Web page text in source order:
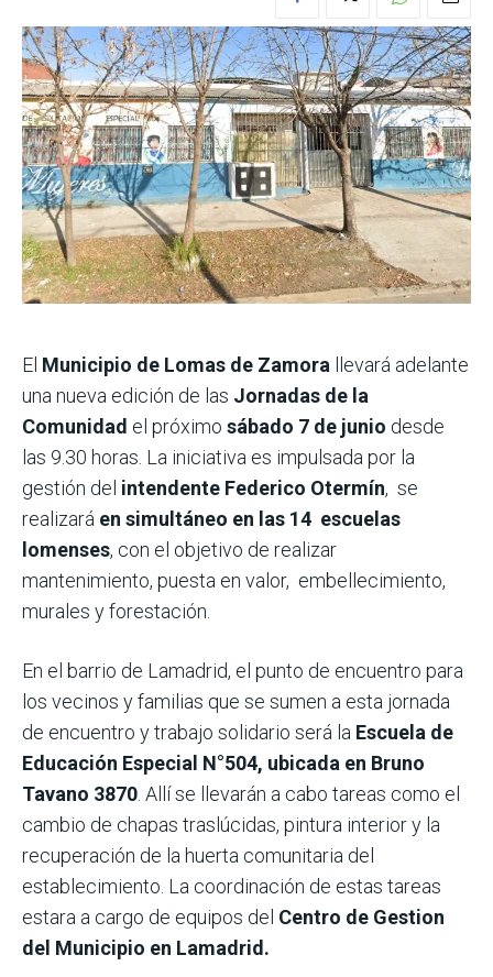
El Municipio de Lomas de Zamora llevará adelante
una nueva edición de las Jornadas de la
Comunidad el próximo sábado 7 de junio desde
las 9.30 horas. La iniciativa es impulsada por la
gestión del intendente Federico Otermín, se
realizará en simultáneo en las 14 escuelas
lomenses, con el objetivo de realizar
mantenimiento, puesta en valor, embellecimiento,
murales y forestación.
En el barrio de Lamadrid, el punto de encuentro para
los vecinos y familias que se sumen a esta jornada
de encuentro y trabajo solidario será la Escuela de
Educación Especial N°504, ubicada en Bruno
Tavano 3870 . Allí se llevarán a cabo tareas como el
cambio de chapas traslúcidas, pintura interior y la
recuperación de la huerta comunitaria del
establecimiento. La coordinación de estas tareas
estara a cargo de equipos del Centro de Gestion
del Municipio en Lamadrid.